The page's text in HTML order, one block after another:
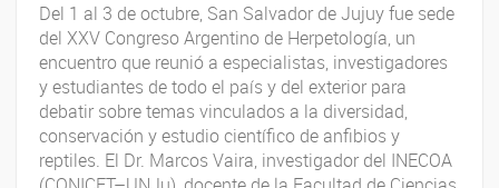
Del 1 al 3 de octubre, San Salvador de Jujuy fue sede
del XXV Congreso Argentino de Herpetología, un
encuentro que reunió a especialistas, investigadores
y estudiantes de todo el país y del exterior para
debatir sobre temas vinculados a la diversidad,
conservación y estudio científico de anfibios y
reptiles. El Dr. Marcos Vaira, investigador del INECOA